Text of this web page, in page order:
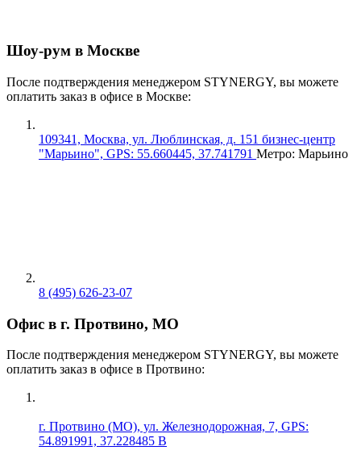
Шоу-рум в Москве
После подтверждения менеджером STYNERGY, вы можете
оплатить заказ в офисе в Москве:
109341, Москва, ул. Люблинская, д. 151 бизнес-центр
"Марьино", GPS: 55.660445, 37.741791 Метро: Марьино
8 (495) 626-23-07
Офис в г. Протвино, МО
После подтверждения менеджером STYNERGY, вы можете
оплатить заказ в офисе в Протвино:
г. Протвино (МО), ул. Железнодорожная, 7, GPS:
54.891991, 37.228485 В